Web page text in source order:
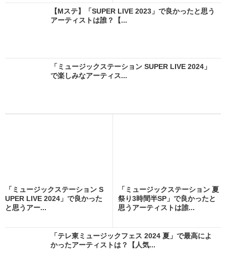
【Mステ】「SUPER LIVE 2023」で良かったと思う
アーティストは誰？【...
「ミュージックステーション SUPER LIVE 2024」
で楽しみなアーティス...
「ミュージックステーション S
UPER LIVE 2024」で良かった
と思うアー...
「ミュージックステーション 夏
祭り3時間半SP」で良かったと
思うアーティストは誰...
「テレ東ミュージックフェス 2024 夏」で最高によ
かったアーティストは？【人気...